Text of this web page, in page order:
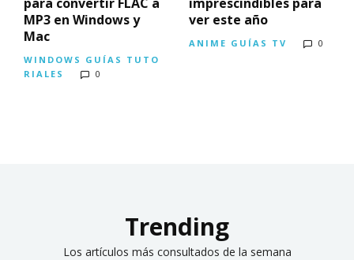
MP3 en Windows y
Mac
WINDOWS GUÍAS TUTO
RIALES
0
ver este año
ANIME GUÍAS TV 0
Trending
Los artículos más consultados de la semana